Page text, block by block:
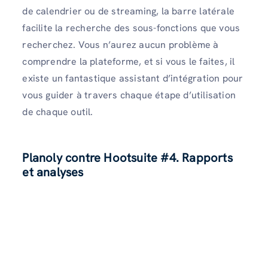
de calendrier ou de streaming, la barre latérale
facilite la recherche des sous-fonctions que vous
recherchez. Vous n’aurez aucun problème à
comprendre la plateforme, et si vous le faites, il
existe un fantastique assistant d’intégration pour
vous guider à travers chaque étape d’utilisation
de chaque outil.
Planoly contre Hootsuite #4. Rapports
et analyses